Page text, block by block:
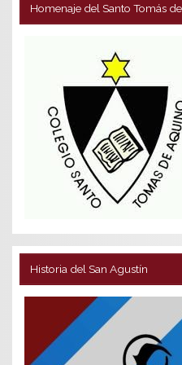
Homenaje del Santo Tomás
Historia del San Agustín